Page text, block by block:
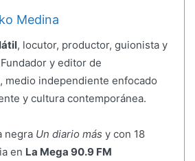
Medina
, locutor, productor, guionista y
y editor de
, medio independiente enfocado
y cultura contemporánea.
negra Un diario más y con 18
en La Mega 90.9 FM